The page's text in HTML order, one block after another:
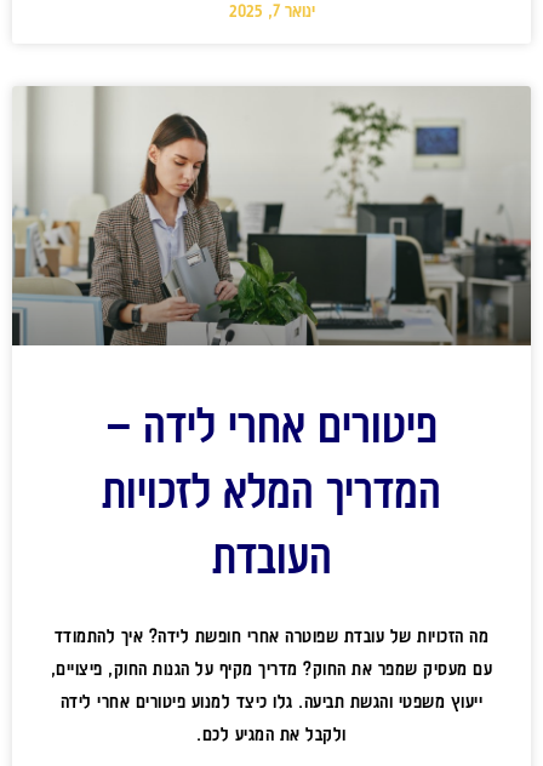
ינואר 7, 2025
פיטורים אחרי לידה –
המדריך המלא לזכויות
העובדת
מה הזכויות של עובדת שפוטרה אחרי חופשת לידה? איך להתמודד
עם מעסיק שמפר את החוק? מדריך מקיף על הגנות החוק, פיצויים,
ייעוץ משפטי והגשת תביעה. גלו כיצד למנוע פיטורים אחרי לידה
ולקבל את המגיע לכם.